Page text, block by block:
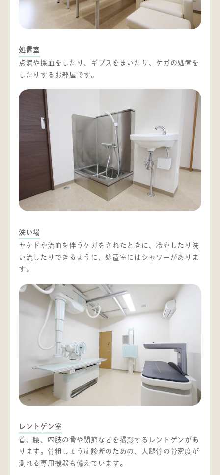
処置室
点滴や採血をしたり、ギプスをまいたり、ケガの処置を
したりするお部屋です。
洗い場
ヤケドや流血を伴うケガをされたときに、冷やしたり洗
い流したりできるように、処置室にはシャワーがありま
す。
レントゲン室
首、腰、四肢の骨や関節などを撮影するレントゲンがあ
ります。骨粗しょう症診断のための、大腿骨の骨密度が
測れる専用機器も備えています。